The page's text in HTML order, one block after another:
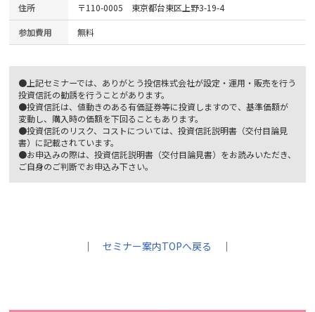
住所 〒110-0005 東京都台東区上野3-19-4
参加費用 無料
●上記セミナーでは、ありがとう投信株式会社が設定・運用・販売を行う
投資信託の勧誘を行うことがあります。
●投資信託は、値動きのある有価証券等に投資しますので、基準価額が
変動し、購入時の価額を下回ることもあります。
●投資信託のリスク、コストについては、投資信託説明書（交付目論見
書）に記載されています。
●お申込みの際は、投資信託説明書（交付目論見書）をお読みいただき、
ご自身のご判断でお申込み下さい。
｜セミナー案内TOPへ戻る ｜